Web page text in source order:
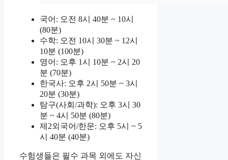
국어: 오전 8시 40분 ~ 10시
(80분)
수학: 오전 10시 30분 ~ 12시
10분 (100분)
영어: 오후 1시 10분 ~ 2시 20
분 (70분)
한국사: 오후 2시 50분 ~ 3시
20분 (30분)
탐구(사회/과학): 오후 3시 30
분 ~ 4시 50분 (80분)
제2외국어/한문: 오후 5시 ~ 5
시 40분 (40분)
수험생들은 필수 과목 외에도 자신